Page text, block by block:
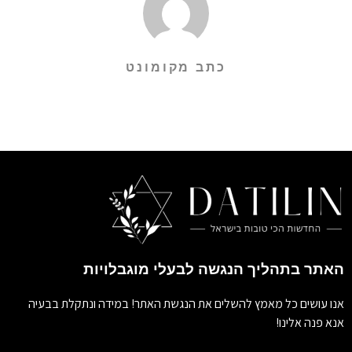
כתב מקומונט
האתר בתהליך הנגשה לבעלי מוגבלויות
אנו עושים כל מאמץ להשלים את הנגשת האתר! במידה ונתקלת בבעיה
אנא פנה אלינו!